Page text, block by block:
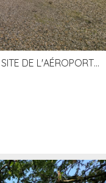
A LOUER BUREAUX DE 301M2 SUR LE SITE DE L'AÉROPORT AGEN LA GARENNE